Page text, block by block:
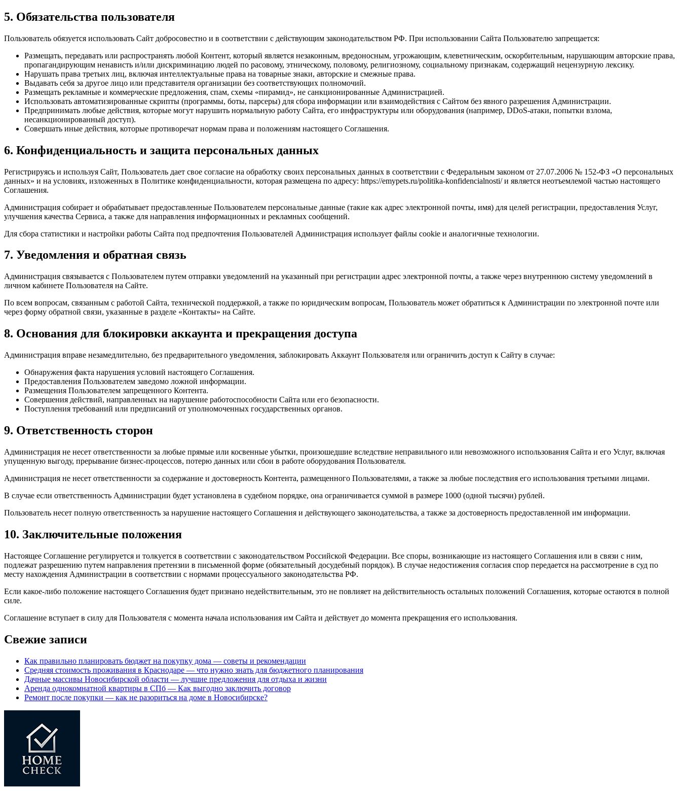
5. Обязательства пользователя
Пользователь обязуется использовать Сайт добросовестно и в соответствии с действующим законодательством РФ. При использовании Сайта Пользователю запрещается:
Размещать, передавать или распространять любой Контент, который является незаконным, вредоносным, угрожающим, клеветническим, оскорбительным, нарушающим авторские права,
пропагандирующим ненависть и/или дискриминацию людей по расовому, этническому, половому, религиозному, социальному признакам, содержащий нецензурную лексику.
Нарушать права третьих лиц, включая интеллектуальные права на товарные знаки, авторские и смежные права.
Выдавать себя за другое лицо или представителя организации без соответствующих полномочий.
Размещать рекламные и коммерческие предложения, спам, схемы «пирамид», не санкционированные Администрацией.
Использовать автоматизированные скрипты (программы, боты, парсеры) для сбора информации или взаимодействия с Сайтом без явного разрешения Администрации.
Предпринимать любые действия, которые могут нарушить нормальную работу Сайта, его инфраструктуры или оборудования (например, DDoS-атаки, попытки взлома,
несанкционированный доступ).
Совершать иные действия, которые противоречат нормам права и положениям настоящего Соглашения.
6. Конфиденциальность и защита персональных данных
Регистрируясь и используя Сайт, Пользователь дает свое согласие на обработку своих персональных данных в соответствии с Федеральным законом от 27.07.2006 № 152-ФЗ «О персональных
данных» и на условиях, изложенных в Политике конфиденциальности, которая размещена по адресу: https://emypets.ru/politika-konfidencialnosti/ и является неотъемлемой частью настоящего
Соглашения.
Администрация собирает и обрабатывает предоставленные Пользователем персональные данные (такие как адрес электронной почты, имя) для целей регистрации, предоставления Услуг,
улучшения качества Сервиса, а также для направления информационных и рекламных сообщений.
Для сбора статистики и настройки работы Сайта под предпочтения Пользователей Администрация использует файлы cookie и аналогичные технологии.
7. Уведомления и обратная связь
Администрация связывается с Пользователем путем отправки уведомлений на указанный при регистрации адрес электронной почты, а также через внутреннюю систему уведомлений в
личном кабинете Пользователя на Сайте.
По всем вопросам, связанным с работой Сайта, технической поддержкой, а также по юридическим вопросам, Пользователь может обратиться к Администрации по электронной почте или
через форму обратной связи, указанные в разделе «Контакты» на Сайте.
8. Основания для блокировки аккаунта и прекращения доступа
Администрация вправе незамедлительно, без предварительного уведомления, заблокировать Аккаунт Пользователя или ограничить доступ к Сайту в случае:
Обнаружения факта нарушения условий настоящего Соглашения.
Предоставления Пользователем заведомо ложной информации.
Размещения Пользователем запрещенного Контента.
Совершения действий, направленных на нарушение работоспособности Сайта или его безопасности.
Поступления требований или предписаний от уполномоченных государственных органов.
9. Ответственность сторон
Администрация не несет ответственности за любые прямые или косвенные убытки, произошедшие вследствие неправильного или невозможного использования Сайта и его Услуг, включая
упущенную выгоду, прерывание бизнес-процессов, потерю данных или сбои в работе оборудования Пользователя.
Администрация не несет ответственности за содержание и достоверность Контента, размещенного Пользователями, а также за любые последствия его использования третьими лицами.
В случае если ответственность Администрации будет установлена в судебном порядке, она ограничивается суммой в размере 1000 (одной тысячи) рублей.
Пользователь несет полную ответственность за нарушение настоящего Соглашения и действующего законодательства, а также за достоверность предоставленной им информации.
10. Заключительные положения
Настоящее Соглашение регулируется и толкуется в соответствии с законодательством Российской Федерации. Все споры, возникающие из настоящего Соглашения или в связи с ним,
подлежат разрешению путем направления претензии в письменной форме (обязательный досудебный порядок). В случае недостижения согласия спор передается на рассмотрение в суд по
месту нахождения Администрации в соответствии с нормами процессуального законодательства РФ.
Если какое-либо положение настоящего Соглашения будет признано недействительным, это не повлияет на действительность остальных положений Соглашения, которые остаются в полной
силе.
Соглашение вступает в силу для Пользователя с момента начала использования им Сайта и действует до момента прекращения его использования.
Свежие записи
Как правильно планировать бюджет на покупку дома — советы и рекомендации
Средняя стоимость проживания в Краснодаре — что нужно знать для бюджетного планирования
Дачные массивы Новосибирской области — лучшие предложения для отдыха и жизни
Аренда однокомнатной квартиры в СПб — Как выгодно заключить договор
Ремонт после покупки — как не разориться на доме в Новосибирске?